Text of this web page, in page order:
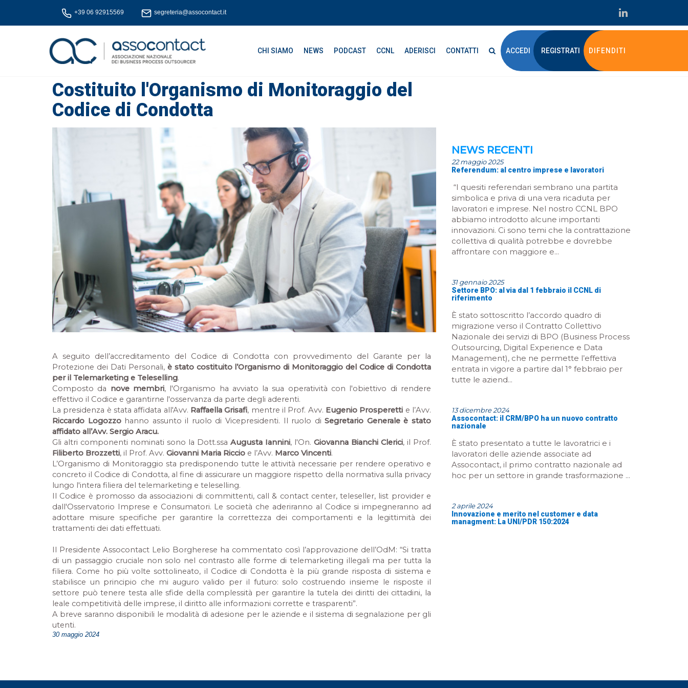
+39 06 92915569 segreteria@assocontact.it
CHI SIAMO NEWS PODCAST CCNL ADERISCI CONTATTI ACCEDI REGISTRATI DIFENDITI
Costituito l'Organismo di Monitoraggio del
Codice di Condotta
A seguito dell’accreditamento del Codice di Condotta con provvedimento del Garante per la
Protezione dei Dati Personali, è stato costituito l’Organismo di Monitoraggio del Codice di Condotta
per il Telemarketing e Teleselling.
Composto da nove membri, l'Organismo ha avviato la sua operatività con l'obiettivo di rendere
effettivo il Codice e garantirne l'osservanza da parte degli aderenti.
La presidenza è stata affidata all'Avv. Raffaella Grisafi, mentre il Prof. Avv. Eugenio Prosperetti e l’Avv.
Riccardo Logozzohanno assunto il ruolo di Vicepresidenti. Il ruolo diSegretario Generale è stato
affidato all’Avv. Sergio Aracu.
Gli altri componenti nominati sono la Dott.ssa Augusta Iannini, l'On. Giovanna Bianchi Clerici, il Prof.
Filiberto Brozzetti, il Prof. Avv. Giovanni Maria Riccio e l’Avv. Marco Vincenti.
L’Organismo di Monitoraggio sta predisponendo tutte le attività necessarie per rendere operativo e
concreto il Codice di Condotta, al fine di assicurare un maggiore rispetto della normativa sulla privacy
lungo l'intera filiera del telemarketing e teleselling.
Il Codice è promosso da associazioni di committenti, call & contact center, teleseller, list provider e
dall'Osservatorio Imprese e Consumatori. Le società che aderiranno al Codice si impegneranno ad
adottare misure specifiche per garantire la correttezza dei comportamenti e la legittimità dei
trattamenti dei dati effettuati.
Il Presidente Assocontact Lelio Borgherese ha commentato così l’approvazione dell’OdM: “Si tratta
di un passaggio cruciale non solo nel contrasto alle forme di telemarketing illegali ma per tutta la
filiera. Come ho più volte sottolineato, il Codice di Condotta è la più grande risposta di sistema e
stabilisce un principio che mi auguro valido per il futuro: solo costruendo insieme le risposte il
settore può tenere testa alle sfide della complessità per garantire la tutela dei diritti dei cittadini, la
leale competitività delle imprese, il diritto alle informazioni corrette e trasparenti”.
A breve saranno disponibili le modalità di adesione per le aziende e il sistema di segnalazione per gli
utenti.
30 maggio 2024
NEWS RECENTI
22 maggio 2025
Referendum: al centro imprese e lavoratori
“I quesiti referendari sembrano una partita
simbolica e priva di una vera ricaduta per
lavoratori e imprese. Nel nostro CCNL BPO
abbiamo introdotto alcune importanti
innovazioni. Ci sono temi che la contrattazione
collettiva di qualità potrebbe e dovrebbe
affrontare con maggiore e...
31 gennaio 2025
Settore BPO: al via dal 1 febbraio il CCNL di
riferimento
È stato sottoscritto l’accordo quadro di
migrazione verso il Contratto Collettivo
Nazionale dei servizi di BPO (Business Process
Outsourcing, Digital Experience e Data
Management), che ne permette l’effettiva
entrata in vigore a partire dal 1° febbraio per
tutte le aziend...
13 dicembre 2024
Assocontact: il CRM/BPO ha un nuovo contratto
nazionale
È stato presentato a tutte le lavoratrici e i
lavoratori delle aziende associate ad
Assocontact, il primo contratto nazionale ad
hoc per un settore in grande trasformazione ...
2 aprile 2024
Innovazione e merito nel customer e data
managment: La UNI/PDR 150:2024